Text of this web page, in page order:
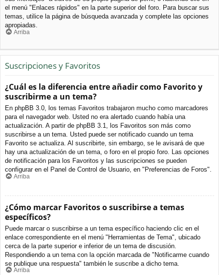
el menú "Enlaces rápidos" en la parte superior del foro. Para buscar sus
temas, utilice la página de búsqueda avanzada y complete las opciones
apropiadas.
Arriba
Suscripciones y Favoritos
¿Cuál es la diferencia entre añadir como Favorito y
suscribirme a un tema?
En phpBB 3.0, los temas Favoritos trabajaron mucho como marcadores
para el navegador web. Usted no era alertado cuando había una
actualización. A partir de phpBB 3.1, los Favoritos son más como
suscribirse a un tema. Usted puede ser notificado cuando un tema
Favorito se actualiza. Al suscribirte, sin embargo, se le avisará de que
hay una actualización de un tema, o foro en el propio foro. Las opciones
de notificación para los Favoritos y las suscripciones se pueden
configurar en el Panel de Control de Usuario, en "Preferencias de Foros".
Arriba
¿Cómo marcar Favoritos o suscribirse a temas
específicos?
Puede marcar o suscribirse a un tema específico haciendo clic en el
enlace correspondiente en el menú "Herramientas de Tema", ubicado
cerca de la parte superior e inferior de un tema de discusión.
Respondiendo a un tema con la opción marcada de "Notificarme cuando
se publique una respuesta" también le suscribe a dicho tema.
Arriba